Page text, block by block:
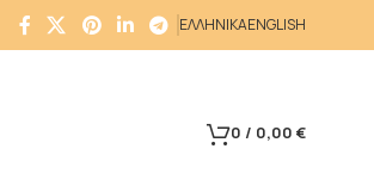
ΕΛΛΗΝΙΚΑENGLISH
0 / 0,00 €